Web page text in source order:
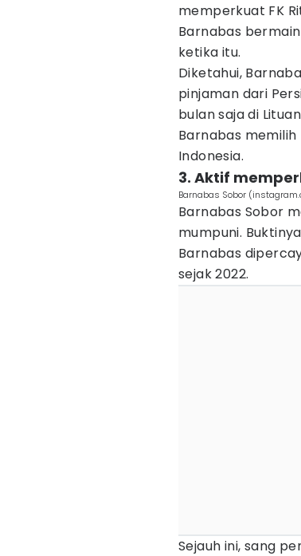
memperkuat FK
Barnabas
ketika itu.
Diketahui,
pinjaman dari
bulan saja di
Barnabas
Indonesia.
3. Aktif
Barnabas Sobor
Barnabas Sobor
mumpuni.
Barnabas
sejak 2022.
Sejauh ini, sang